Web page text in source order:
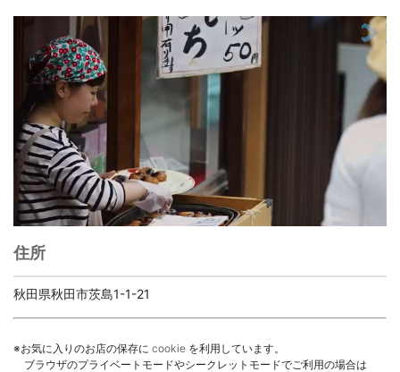
住所
秋田県秋田市茨島1-1-21
※お気に入りのお店の保存に cookie を利用しています。
ブラウザのプライベートモードやシークレットモードでご利用の場合は